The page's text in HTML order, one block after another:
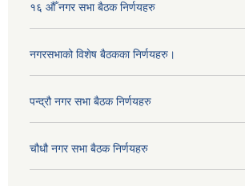
१६ औँ नगर सभा बैठक निर्णयहरु
नगरसभाको विशेष बैठकका निर्णयहरु।
पन्द्रौ नगर सभा बैठक निर्णयहरु
चौधौ नगर सभा बैठक निर्णयहरु